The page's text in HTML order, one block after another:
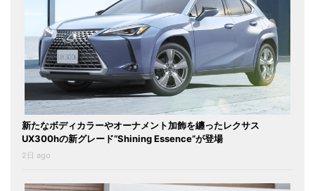
新たなボディカラーやオーナメント加飾を纏ったレクサス
UX300hの新グレード“Shining Essence”が登場
2日 ago